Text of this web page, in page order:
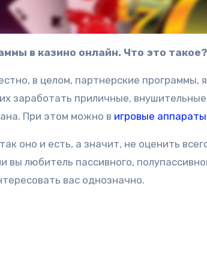
в казино онлайн. Что это
в целом, партнерские программы,
заработать приличные,
При этом можно в игровые
оно и есть, а значит, не оценить
вы любитель пассивного,
вас однозначно.